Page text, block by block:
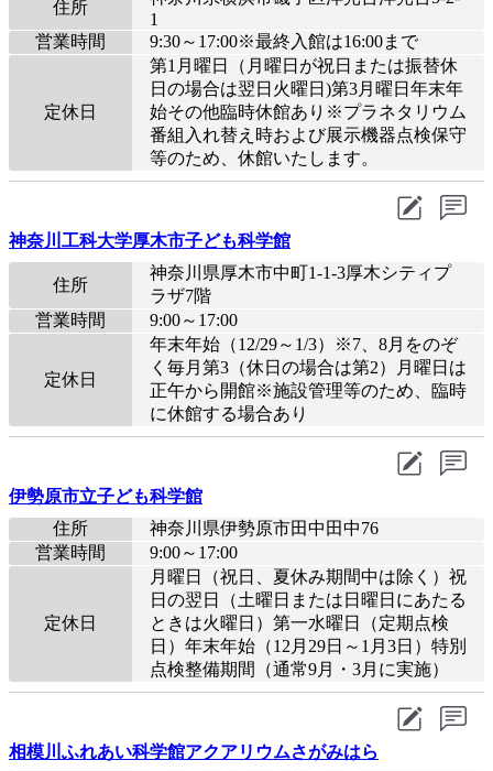
住所
1
営業時間
9:30～17:00※最終入館は16:00まで
定休日
第1月曜日（月曜日が祝日または振替休
日の場合は翌日火曜日)第3月曜日年末年
始その他臨時休館あり※プラネタリウム
番組入れ替え時および展示機器点検保守
等のため、休館いたします。
神奈川工科大学厚木市子ども科学館
住所
神奈川県厚木市中町1-1-3厚木シティプ
ラザ7階
営業時間
9:00～17:00
定休日
年末年始（12/29～1/3）※7、8月をのぞ
く毎月第3（休日の場合は第2）月曜日は
正午から開館※施設管理等のため、臨時
に休館する場合あり
伊勢原市立子ども科学館
住所
神奈川県伊勢原市田中田中76
営業時間
9:00～17:00
定休日
月曜日（祝日、夏休み期間中は除く）祝
日の翌日（土曜日または日曜日にあたる
ときは火曜日）第一水曜日（定期点検
日）年末年始（12月29日～1月3日）特別
点検整備期間（通常9月・3月に実施）
相模川ふれあい科学館アクアリウムさがみはら